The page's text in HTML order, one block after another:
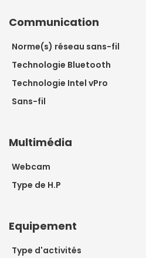
Communication
Norme(s) réseau sans-fil
Technologie Bluetooth
Technologie Intel vPro
Sans-fil
Multimédia
Webcam
Type de H.P
Equipement
Type d'activités